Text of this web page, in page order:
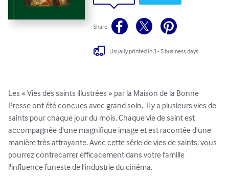
Share
Usually printed in 3 - 5 business days
Les « Vies des saints illustrées » par la Maison de la Bonne
Presse ont été conçues avec grand soin.  Il y a plusieurs vies de
saints pour chaque jour du mois. Chaque vie de saint est
accompagnée d'une magnifique image et est racontée d'une
manière très attrayante. Avec cette série de vies de saints, vous
pourrez contrecarrer efficacement dans votre famille
l'influence funeste de l'industrie du cinéma.